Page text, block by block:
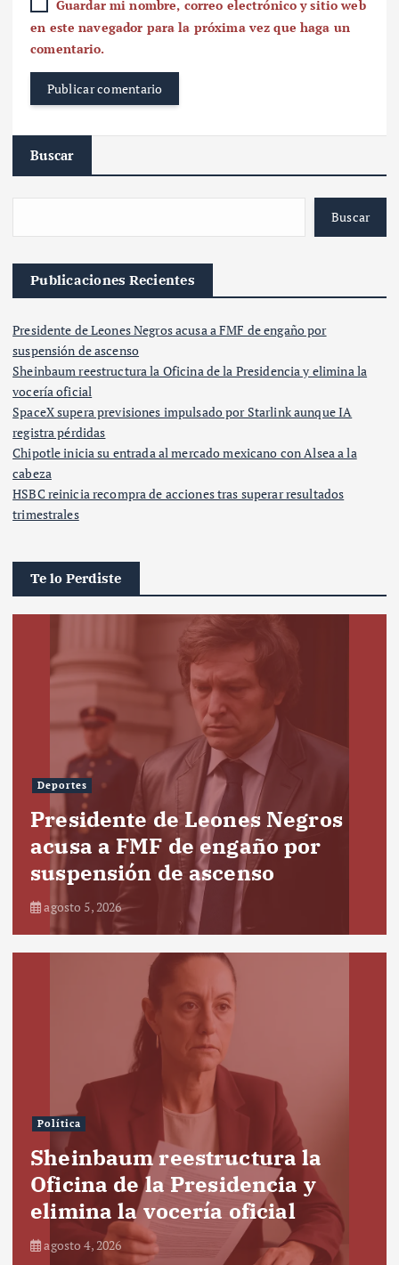
Guardar mi nombre, correo electrónico y sitio web
en este navegador para la próxima vez que haga un
comentario.
Buscar
Buscar
Publicaciones Recientes
Presidente de Leones Negros acusa a FMF de engaño por
suspensión de ascenso
Sheinbaum reestructura la Oficina de la Presidencia y elimina la
vocería oficial
SpaceX supera previsiones impulsado por Starlink aunque IA
registra pérdidas
Chipotle inicia su entrada al mercado mexicano con Alsea a la
cabeza
HSBC reinicia recompra de acciones tras superar resultados
trimestrales
Te lo Perdiste
Deportes
Presidente de Leones Negros
acusa a FMF de engaño por
suspensión de ascenso
agosto 5, 2026
Política
Sheinbaum reestructura la
Oficina de la Presidencia y
elimina la vocería oficial
agosto 4, 2026